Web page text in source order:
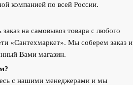
компанией по всей России.
на самовывоз товара с любого
«Сантехмаркет». Мы соберем заказ и
Вами магазин.
с нашими менеджерами и мы